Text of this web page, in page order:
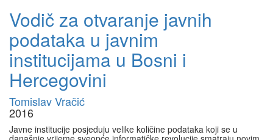
Vodič za otvaranje javnih
podataka u javnim
institucijama u Bosni i
Hercegovini
Tomislav Vračić
2016
Javne institucije posjeduju velike količine podataka koji se u